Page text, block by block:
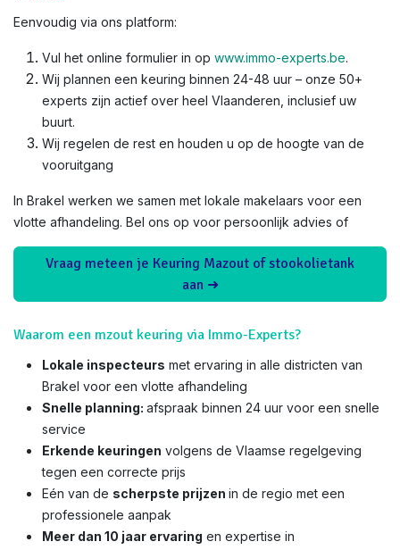
Eenvoudig via ons platform:
Vul het online formulier in op www.immo-experts.be.
Wij plannen een keuring binnen 24-48 uur – onze 50+
experts zijn actief over heel Vlaanderen, inclusief uw
buurt.
Wij regelen de rest en houden u op de hoogte van de
vooruitgang
In Brakel werken we samen met lokale makelaars voor een
vlotte afhandeling. Bel ons op voor persoonlijk advies of
Vraag meteen je Keuring Mazout of stookolietank
aan ➜
Waarom een mzout keuring via Immo-Experts?
Lokale inspecteurs met ervaring in alle districten van
Brakel voor een vlotte afhandeling
Snelle planning: afspraak binnen 24 uur voor een snelle
service
Erkende keuringen volgens de Vlaamse regelgeving
tegen een correcte prijs
Eén van de scherpste prijzen in de regio met een
professionele aanpak
Meer dan 10 jaar ervaring en expertise in